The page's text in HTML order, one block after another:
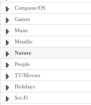
Computer/OS
Games
Music
Metallic
Nature
People
TV/Movies
Holidays
Sci-Fi